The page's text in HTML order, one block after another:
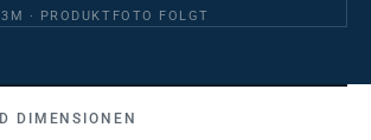
3M · PRODUKTFOTO FOLGT
DIMENSIONEN